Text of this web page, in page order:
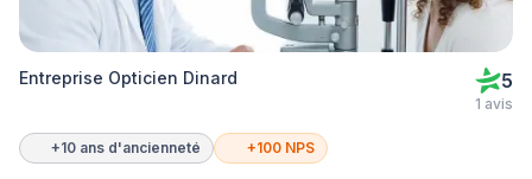
Entreprise Opticien Dinard 5
1 avis
+10 ans d'ancienneté +100 NPS